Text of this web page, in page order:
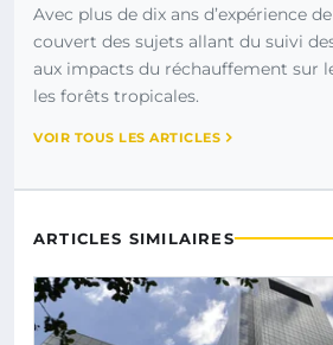
Avec plus de dix ans d’expérience
couvert des sujets allant du suivi
aux impacts du réchauffement sur
les forêts tropicales.
VOIR TOUS LES ARTICLES
ARTICLES SIMILAIRES